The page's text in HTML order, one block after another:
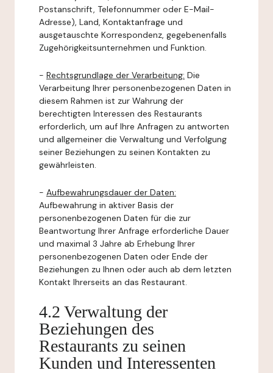
Postanschrift, Telefonnummer oder E-Mail-
Adresse), Land, Kontaktanfrage und
ausgetauschte Korrespondenz, gegebenenfalls
Zugehörigkeitsunternehmen und Funktion.
- Rechtsgrundlage der Verarbeitung: Die
Verarbeitung Ihrer personenbezogenen Daten in
diesem Rahmen ist zur Wahrung der
berechtigten Interessen des Restaurants
erforderlich, um auf Ihre Anfragen zu antworten
und allgemeiner die Verwaltung und Verfolgung
seiner Beziehungen zu seinen Kontakten zu
gewährleisten.
- Aufbewahrungsdauer der Daten:
Aufbewahrung in aktiver Basis der
personenbezogenen Daten für die zur
Beantwortung Ihrer Anfrage erforderliche Dauer
und maximal 3 Jahre ab Erhebung Ihrer
personenbezogenen Daten oder Ende der
Beziehungen zu Ihnen oder auch ab dem letzten
Kontakt Ihrerseits an das Restaurant.
4.2 Verwaltung der
Beziehungen des
Restaurants zu seinen
Kunden und Interessenten